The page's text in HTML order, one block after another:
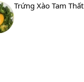
Trứng Xào Tam Thất